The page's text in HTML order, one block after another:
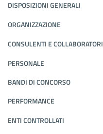
DISPOSIZIONI GENERALI
ORGANIZZAZIONE
CONSULENTI E COLLABORATORI
PERSONALE
BANDI DI CONCORSO
PERFORMANCE
ENTI CONTROLLATI